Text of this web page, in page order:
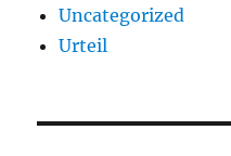
Uncategorized
Urteil